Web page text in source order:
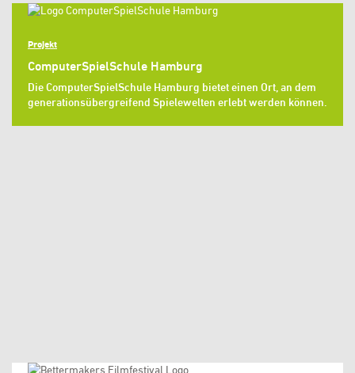
Projekt
ComputerSpielSchule Hamburg
Die ComputerSpielSchule Hamburg bietet einen Ort, an dem
generationsübergreifend Spielewelten erlebt werden können.